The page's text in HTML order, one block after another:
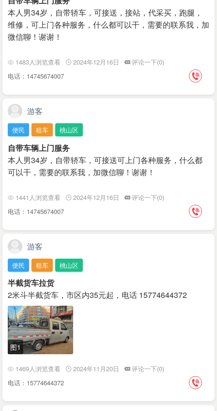
本人男34岁，自带轿车，可接送，接站，代采买，跑腿，
维修，可上门各种服务，什么都可以干，需要的联系我，加
微信聊！谢谢！
1483人浏览查看 2024年12月16日
评论一下(0)
电话：14745674007
游客
便民 租车 桃山区
自带车辆上门服务
本人男34岁，自带轿车，可接送可上门各种服务，什么都
可以干，需要的联系我，加微信聊！谢谢！
1441人浏览查看 2024年12月16日
评论一下(0)
电话：14745674007
游客
便民 租车 桃山区
半截货车拉货
2米斗半截货车，市区内35元起，电话 15774644372
图1
1469人浏览查看 2024年11月20日
评论一下(0)
电话：15774644372